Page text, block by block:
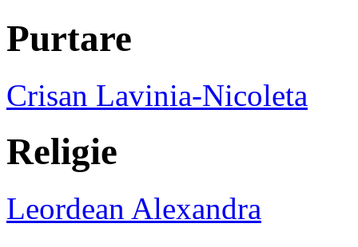
Purtare
Crisan Lavinia-Nicoleta
Religie
Leordean Alexandra